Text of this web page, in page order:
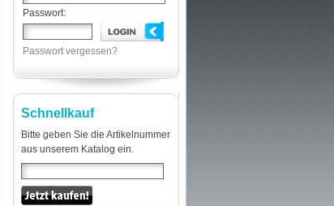
Passwort:
Passwort vergessen?
Schnellkauf
Bitte geben Sie die Artikelnummer
aus unserem Katalog ein.